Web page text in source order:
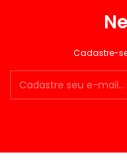
Cadastre-